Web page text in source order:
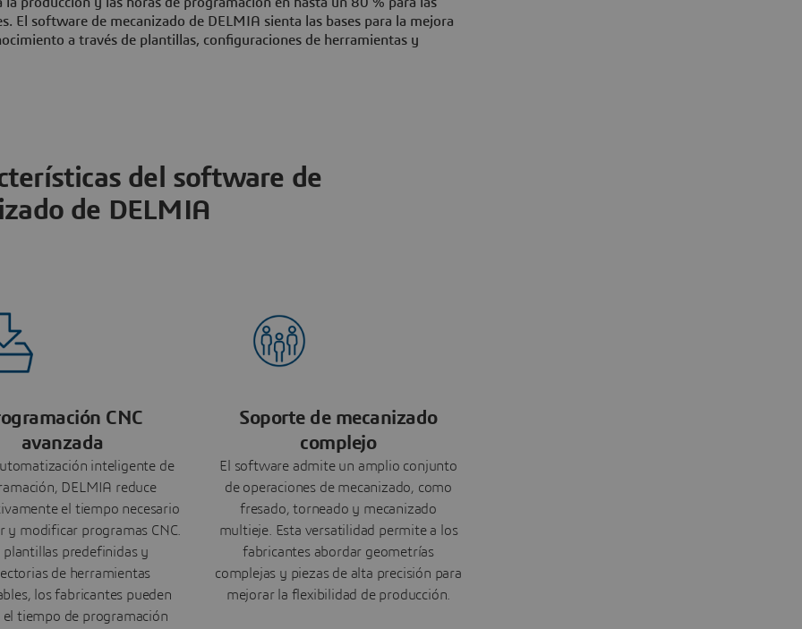
El software de mecanizado de DELMIA sienta las bases para la mejora
a través de plantillas, configuraciones de herramientas y
del software de
de DELMIA
CNC
avanzada
inteligente de
DELMIA reduce
el tiempo necesario
y modificar programas CNC.
plantillas predefinidas y
de herramientas
los fabricantes pueden
el tiempo de programación
Soporte de mecanizado
complejo
El software admite un amplio conjunto
de operaciones de mecanizado, como
fresado, torneado y mecanizado
multieje. Esta versatilidad permite a los
fabricantes abordar geometrías
complejas y piezas de alta precisión para
mejorar la flexibilidad de producción.